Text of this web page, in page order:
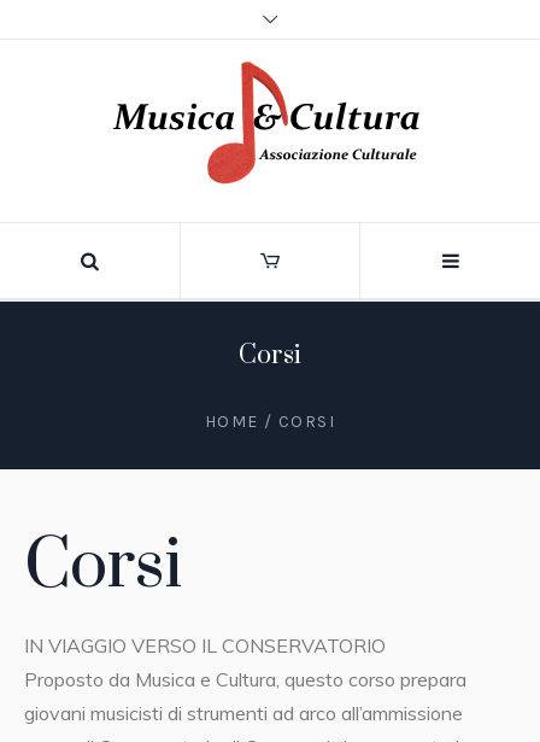
Corsi
HOME / CORSI
Corsi
IN VIAGGIO VERSO IL CONSERVATORIO
Proposto da Musica e Cultura, questo corso prepara
giovani musicisti di strumenti ad arco all’ammissione